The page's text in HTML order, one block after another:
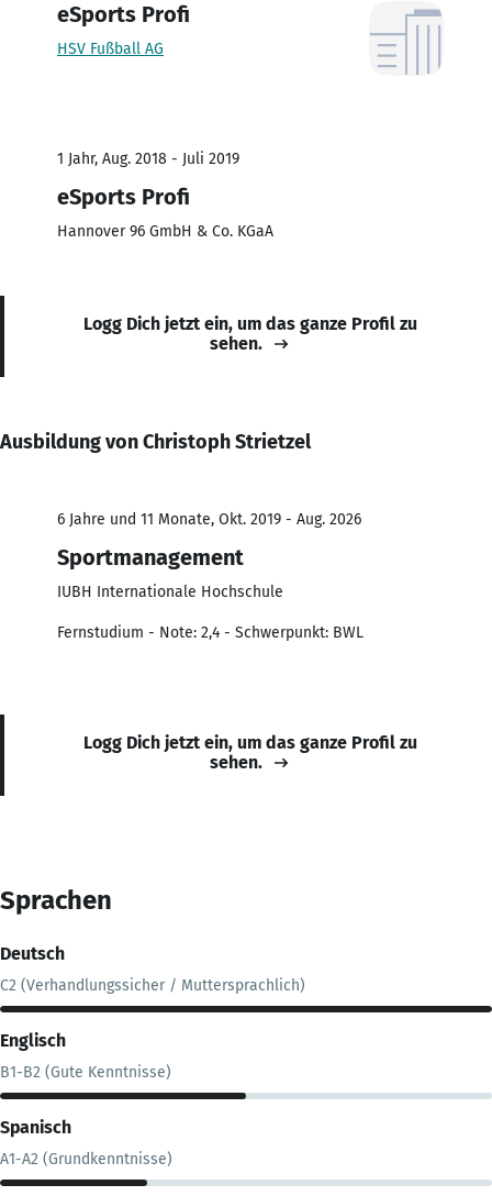
eSports Profi
HSV Fußball AG
1 Jahr, Aug. 2018 - Juli 2019
eSports Profi
Hannover 96 GmbH & Co. KGaA
Logg Dich jetzt ein, um das ganze Profil zu
sehen.
Ausbildung von Christoph Strietzel
6 Jahre und 11 Monate, Okt. 2019 - Aug. 2026
Sportmanagement
IUBH Internationale Hochschule
Fernstudium - Note: 2,4 - Schwerpunkt: BWL
Logg Dich jetzt ein, um das ganze Profil zu
sehen.
Sprachen
Deutsch
C2 (Verhandlungssicher / Muttersprachlich)
Englisch
B1-B2 (Gute Kenntnisse)
Spanisch
A1-A2 (Grundkenntnisse)